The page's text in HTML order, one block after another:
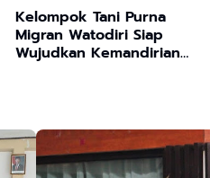
Kelompok Tani Purna
Migran Watodiri Siap
Wujudkan Kemandirian